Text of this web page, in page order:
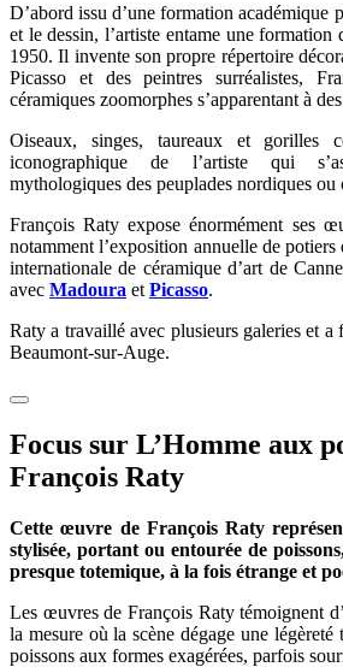
D’abord issu d’une formation académique
et le dessin, l’artiste entame une formation
1950. Il invente son propre répertoire
Picasso et des peintres surréalistes,
céramiques zoomorphes s’apparentant à
Oiseaux, singes, taureaux et gorilles
iconographique de l’artiste qui
mythologiques des peuplades nordiques ou
François Raty expose énormément ses
notamment l’exposition annuelle de
internationale de céramique d’art de
avec Madoura et Picasso.
Raty a travaillé avec plusieurs galeries et
Beaumont-sur-Auge.
Focus sur L’Homme aux
François Raty
Cette œuvre de François Raty
stylisée, portant ou entourée de
presque totemique, à la fois étrange et
Les œuvres de François Raty témoignent
la mesure où la scène dégage une légèreté
poissons aux formes exagérées, parfois